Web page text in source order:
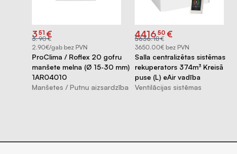
€
3.90
Original
price
was:
€3.90.
€
351
Current
price
is:
€3.51.
2.90€/gab bez PVN
ProClima / Roflex 20 gofru
manšete melna (Ø 15‑30 mm)
1AR04010
Manšetes / Putnu aizsardzība
€
5636.18
Original
price
was:
€5636.18.
€
441650
Current
price
is:
€4416.50.
3650.00€ bez PVN
Salla centralizētas sistēmas
rekuperators 374m³ Kreisā
puse (L) eAir vadība
Ventilācijas sistēmas